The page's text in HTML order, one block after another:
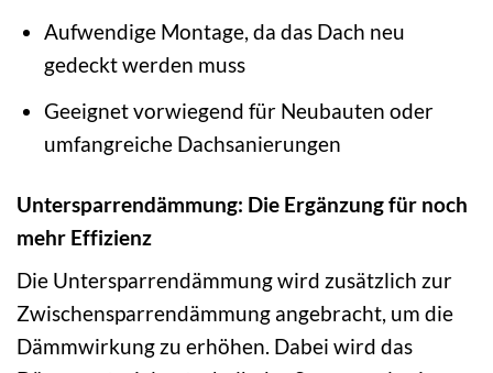
Aufwendige Montage, da das Dach neu
gedeckt werden muss
Geeignet vorwiegend für Neubauten oder
umfangreiche Dachsanierungen
Untersparrendämmung: Die Ergänzung für noch
mehr Effizienz
Die Untersparrendämmung wird zusätzlich zur
Zwischensparrendämmung angebracht, um die
Dämmwirkung zu erhöhen. Dabei wird das